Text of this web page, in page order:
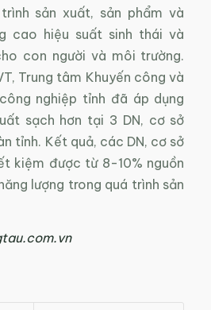
sản xuất, sản phẩm và
cao hiệu suất sinh thái và
con người và môi trường.
Trung tâm Khuyến công và
nghiệp tỉnh đã áp dụng
sạch hơn tại 3 DN, cơ sở
tỉnh. Kết quả, các DN, cơ sở
kiệm được từ 8-10% nguồn
lượng trong quá trình sản